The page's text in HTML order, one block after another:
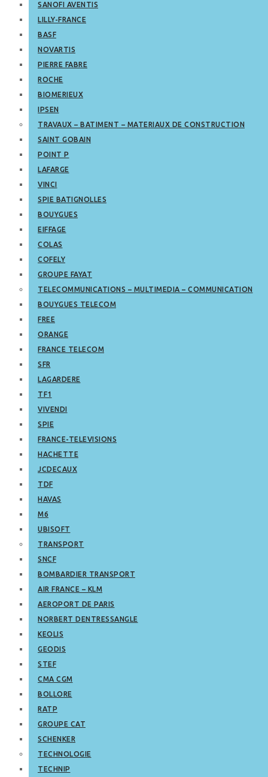
SANOFI AVENTIS
LILLY-FRANCE
BASF
NOVARTIS
PIERRE FABRE
ROCHE
BIOMERIEUX
IPSEN
TRAVAUX – BATIMENT – MATERIAUX DE CONSTRUCTION
SAINT GOBAIN
POINT P
LAFARGE
VINCI
SPIE BATIGNOLLES
BOUYGUES
EIFFAGE
COLAS
COFELY
GROUPE FAYAT
TELECOMMUNICATIONS – MULTIMEDIA – COMMUNICATION
BOUYGUES TELECOM
FREE
ORANGE
FRANCE TELECOM
SFR
LAGARDERE
TF1
VIVENDI
SPIE
FRANCE-TELEVISIONS
HACHETTE
JCDECAUX
TDF
HAVAS
M6
UBISOFT
TRANSPORT
SNCF
BOMBARDIER TRANSPORT
AIR FRANCE – KLM
AEROPORT DE PARIS
NORBERT DENTRESSANGLE
KEOLIS
GEODIS
STEF
CMA CGM
BOLLORE
RATP
GROUPE CAT
SCHENKER
TECHNOLOGIE
TECHNIP